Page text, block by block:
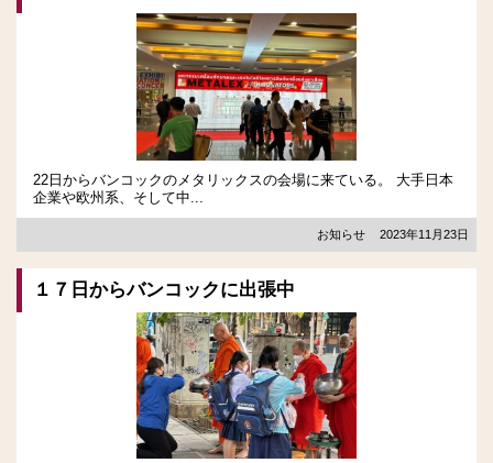
22日からバンコックのメタリックスの会場に来ている。 大手日本
企業や欧州系、そして中...
お知らせ 2023年11月23日
１７日からバンコックに出張中